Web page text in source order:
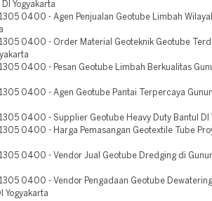
Yogyakarta
1305 0400 - Agen Penjualan Geotube Limbah
1305 0400 - Order Material Geoteknik Geotube
1305 0400 - Pesan Geotube Limbah Berkualitas
1305 0400 - Agen Geotube Pantai Terpercaya
1305 0400 - Supplier Geotube Heavy Duty Bantul DI
1305 0400 - Harga Pemasangan Geotextile Tube
1305 0400 - Vendor Jual Geotube Dredging di
1305 0400 - Vendor Pengadaan Geotube
Yogyakarta